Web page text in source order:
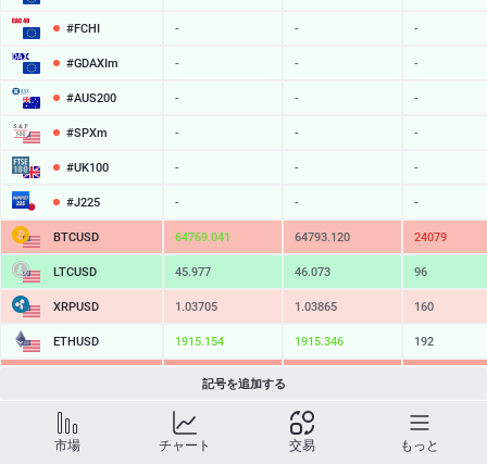
#FCHI - - -
#GDAXIm - - -
#AUS200 - - -
#SPXm - - -
#UK100 - - -
#J225 - - -
BTCUSD 64769.041 64793.120 24079
LTCUSD 45.977 46.073 96
XRPUSD 1.03705 1.03865 160
ETHUSD 1915.154 1915.346 192
215.159
SOLUSD 76.08
TSLA - - -
記号を追加する
市場 チャート 交易 もっと